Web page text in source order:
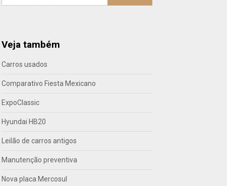
Veja também
Carros usados
Comparativo Fiesta Mexicano
ExpoClassic
Hyundai HB20
Leilão de carros antigos
Manutenção preventiva
Nova placa Mercosul